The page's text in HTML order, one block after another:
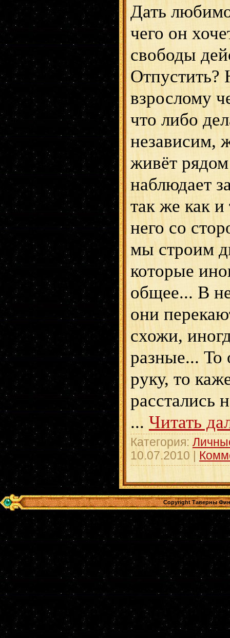
Дать
чего он
свободы
Отпустить?
взрослому
что либо
независим,
живёт
наблюдает
так же как
него со
мы строим
которые
общее... В
они
схожи,
разные... То
руку, то
расстались
... Читать
Категория:
10.07.2010
Copyright Таверны